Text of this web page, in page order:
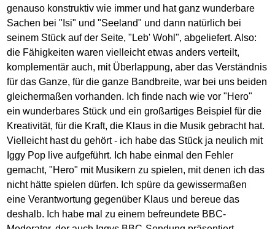
genauso konstruktiv wie immer und hat ganz wunderbare
Sachen bei "Isi" und "Seeland" und dann natürlich bei
seinem Stück auf der Seite, "Leb' Wohl", abgeliefert. Also:
die Fähigkeiten waren vielleicht etwas anders verteilt,
komplementär auch, mit Überlappung, aber das Verständnis
für das Ganze, für die ganze Bandbreite, war bei uns beiden
gleichermaßen vorhanden. Ich finde nach wie vor "Hero"
ein wunderbares Stück und ein großartiges Beispiel für die
Kreativität, für die Kraft, die Klaus in die Musik gebracht hat.
Vielleicht hast du gehört - ich habe das Stück ja neulich mit
Iggy Pop live aufgeführt. Ich habe einmal den Fehler
gemacht, "Hero" mit Musikern zu spielen, mit denen ich das
nicht hätte spielen dürfen. Ich spüre da gewissermaßen
eine Verantwortung gegenüber Klaus und bereue das
deshalb. Ich habe mal zu einem befreundete BBC-